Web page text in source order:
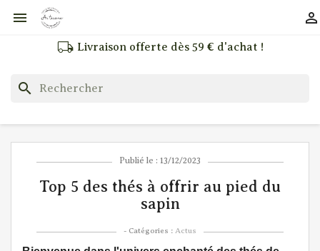
 
local_shipping Livraison offerte dès 59 € d'achat !
search
Publié le : 13/12/2023
Top 5 des thés à offrir au pied du
sapin
- Catégories : Actus